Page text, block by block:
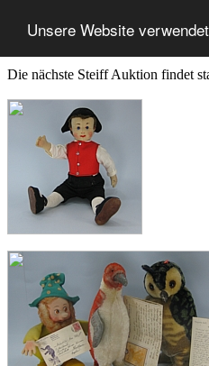
Unsere Website
Die nächste Steiff Auktion findet